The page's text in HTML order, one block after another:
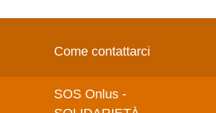
Come contattarci
SOS Onlus -